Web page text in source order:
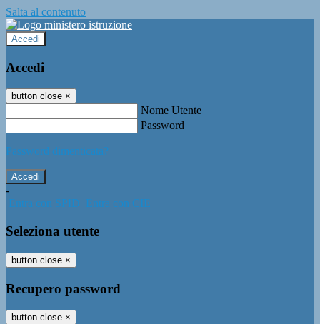
Salta al contenuto
Accedi
Accedi
button close ×
Nome Utente
Password
Password dimenticata?
-
Entra con SPID Entra con CIE
Seleziona utente
button close ×
Recupero password
button close ×